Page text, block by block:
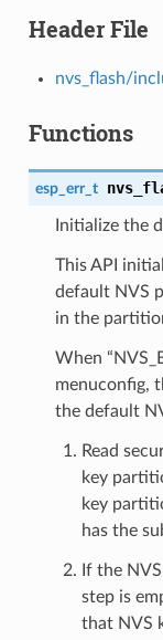
Header File
nvs_flash/
Functions
esp_err_t
Initialize the
This API
default NVS
in the
When
menuconfig,
the default
Read
key
key
has the
If the
step is
that NVS